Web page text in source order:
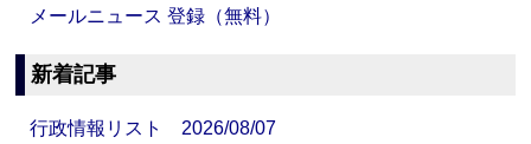
メールニュース 登録（無料）
新着記事
行政情報リスト 2026/08/07